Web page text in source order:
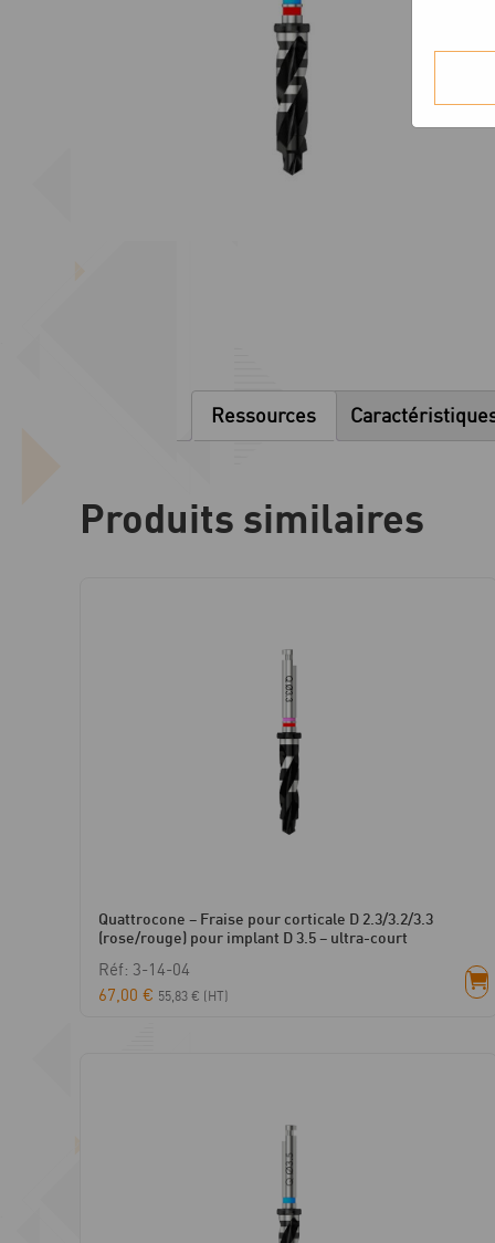
Ressources
Produits similaires
Quattrocone – Fraise pour corticale D 2.3/3.2/3.3
(rose/rouge) pour implant D 3.5 – ultra-court
Réf: 3-14-04
67,00 € 55,83 € (HT)